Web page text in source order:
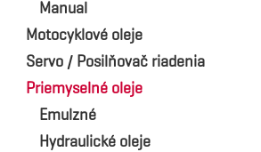
Manual
Motocyklové oleje
Servo / Posilňovač riadenia
Priemyselné oleje
Emulzné
Hydraulické oleje